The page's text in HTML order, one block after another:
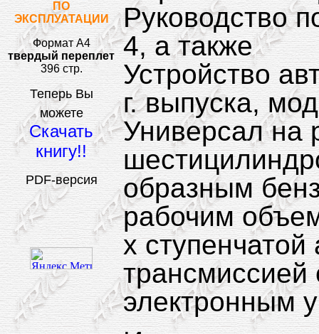
ПО
ЭКСПЛУАТАЦИИ
Формат А4
твердый переплет
396 стр.
Теперь Вы
можете
Скачать
книгу!!
PDF-версия
Руководство
4, а также
Устройство
г. выпуска,
Универсал на
образным
рабочим
х ступенчатой
электронным